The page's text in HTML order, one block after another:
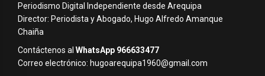
Periodismo Digital Independiente desde Arequipa
Director: Periodista y Abogado, Hugo Alfredo Amanque
Chaiña
Contáctenos al WhatsApp 966633477
Correo electrónico: hugoarequipa1960@gmail.com